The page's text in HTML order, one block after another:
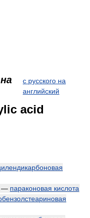
с русского на
английский
acid
— параконовая кислота